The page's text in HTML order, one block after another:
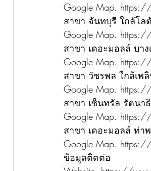
Google Map. https://
สาขา จันทบุรี ใกล้โล
Google Map.
สาขา เดอะมอลล์ บาง
Google Map.
สาขา วัชรพล ใกล้เพ
Google Map. https://
สาขา เซ็นทรัล รัตนา
Google Map. https://
สาขา เดอะมอลล์ ท่า
Google Map. https://
ข้อมูลติดต่อ